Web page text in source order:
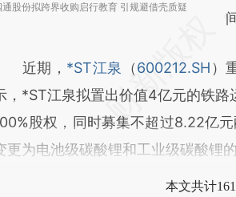
通股份拟跨界收购启行教育 引规避借壳质疑
近期， *ST江泉 （600212.SH ）
，*ST江泉拟置出价值4亿元的铁
股权，同时募集不超过8.22亿
更为电池级碳酸锂和工业级碳酸锂
本文共计